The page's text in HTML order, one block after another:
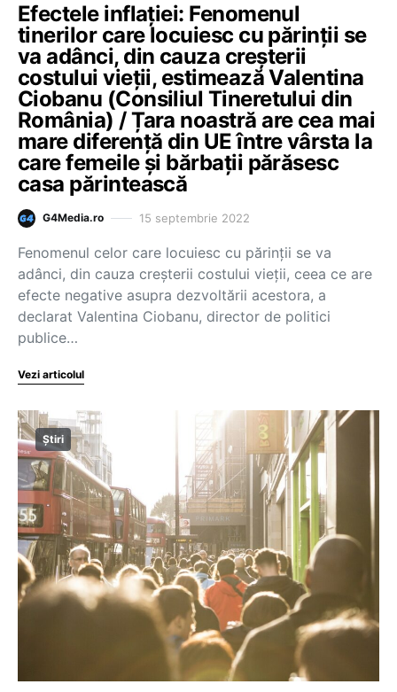
Efectele inflației: Fenomenul
tinerilor care locuiesc cu părinții se
va adânci, din cauza creșterii
costului vieții, estimează Valentina
Ciobanu (Consiliul Tineretului din
România) / Țara noastră are cea mai
mare diferență din UE între vârsta la
care femeile și bărbații părăsesc
casa părintească
G4Media.ro 15 septembrie 2022
Fenomenul celor care locuiesc cu părinții se va
adânci, din cauza creșterii costului vieții, ceea ce are
efecte negative asupra dezvoltării acestora, a
declarat Valentina Ciobanu, director de politici
publice…
Vezi articolul
Știri